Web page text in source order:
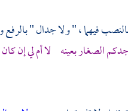
فيهما ، " ولا جدال " بالرفع
الصغار بعينه لا أم لي إن